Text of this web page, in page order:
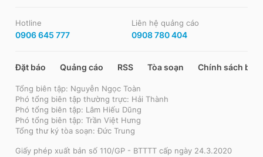
Hotline
0906 645 777
Liên hệ quảng cáo
0908 780 404
Đặt báo Quảng cáo RSS Tòa soạn Chính sách bảo
Tổng biên tập: Nguyễn Ngọc Toàn
Phó tổng biên tập thường trực: Hải Thành
Phó tổng biên tập: Lâm Hiếu Dũng
Phó tổng biên tập: Trần Việt Hưng
Tổng thư ký tòa soạn: Đức Trung
Giấy phép xuất bản số 110/GP - BTTTT cấp ngày 24.3.2020